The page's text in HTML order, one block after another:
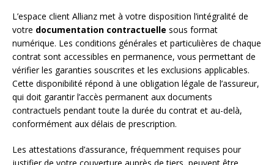
L’espace client Allianz met à votre disposition l’intégralité de
votre documentation contractuelle sous format
numérique. Les conditions générales et particulières de chaque
contrat sont accessibles en permanence, vous permettant de
vérifier les garanties souscrites et les exclusions applicables.
Cette disponibilité répond à une obligation légale de l’assureur,
qui doit garantir l’accès permanent aux documents
contractuels pendant toute la durée du contrat et au-delà,
conformément aux délais de prescription.
Les attestations d’assurance, fréquemment requises pour